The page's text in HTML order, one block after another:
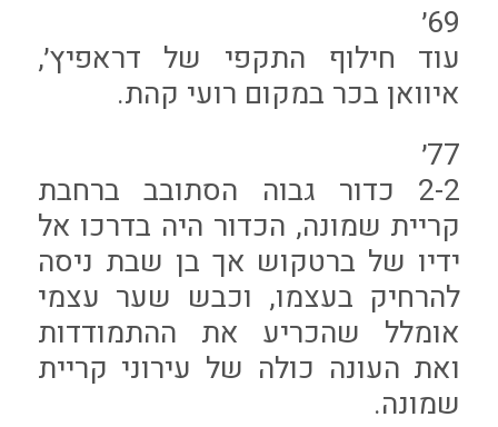
69׳
עוד חילוף התקפי של דראפיץ׳,
איוואן בכר במקום רועי קהת.
77׳
2-2 כדור גבוה הסתובב ברחבת
קריית שמונה, הכדור היה בדרכו אל
ידיו של ברטקוש אך בן שבת ניסה
להרחיק בעצמו, וכבש שער עצמי
אומלל שהכריע את ההתמודדות
ואת העונה כולה של עירוני קריית
שמונה.